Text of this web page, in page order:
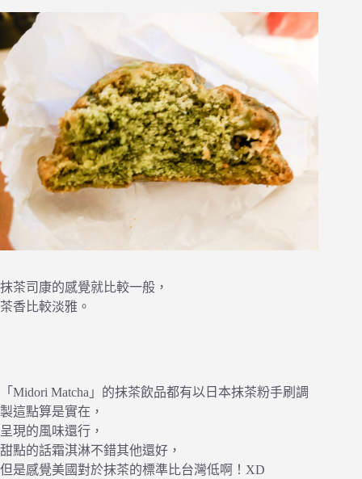
抹茶司康的感覺就比較一般，
茶香比較淡雅。
「Midori Matcha」的抹茶飲品都有以日本抹茶粉手刷調
製這點算是實在，
呈現的風味還行，
甜點的話霜淇淋不錯其他還好，
但是感覺美國對於抹茶的標準比台灣低啊！XD